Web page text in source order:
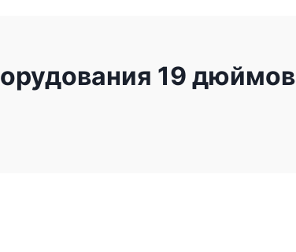
19 дюймов